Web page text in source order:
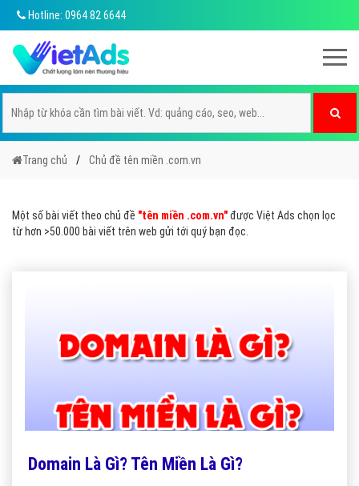
Hotline: 0964 82 6644
Trang chủ Chủ đề tên miền .com.vn
Một số bài viết theo chủ đề "tên miền .com.vn"được Việt Ads chọn lọc
từ hơn >50.000 bài viết trên web gửi tới quý bạn đọc.
Domain Là Gì? Tên Miền Là Gì?